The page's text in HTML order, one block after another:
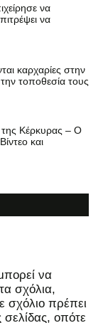
να
να
καρχαρίες στην
τοποθεσία τους
της Κέρκυρας – Ο
και
να
σχόλια,
σχόλιο πρέπει
σελίδας, οπότε